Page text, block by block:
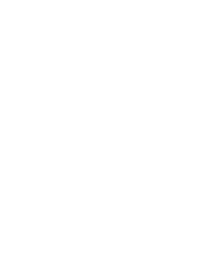
Frühlingsgarten. Diese
sind und erstmals Mitte
Blühperiode wird diese